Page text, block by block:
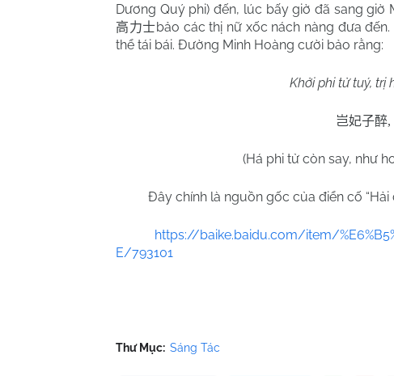
Dương Quý phi) đến, lúc bấy giờ đã sang giờ
高力士bảo các thị nữ xốc nách nàng đưa
thể tái bái. Đường Minh Hoàng cười bảo rằng:
Khởi phi tử tuý, trị
岂妃子醉,
(Há phi tử còn say, như
Đây chính là nguồn gốc của điển cố “Hải
https://baike.baidu.com/item/
E/793101
Thư Mục: Sáng Tác